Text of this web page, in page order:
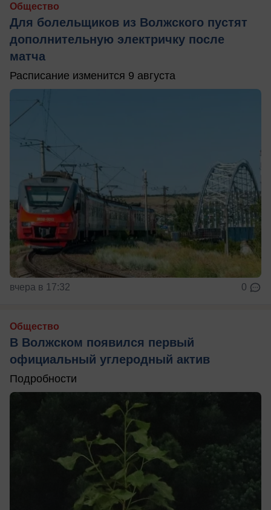
Общество
Для болельщиков из Волжского пустят
дополнительную электричку после
матча
Расписание изменится 9 августа
вчера в 17:32 0
Общество
В Волжском появился первый
официальный углеродный актив
Подробности